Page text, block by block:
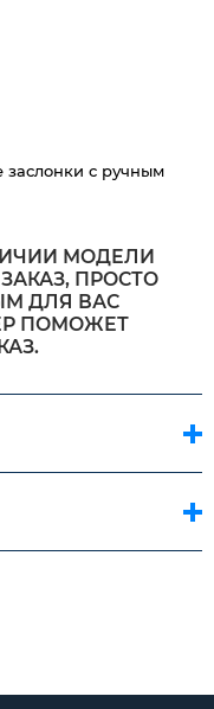
с ручным
МОДЕЛИ
ПРОСТО
ДЛЯ ВАС
ПОМОЖЕТ